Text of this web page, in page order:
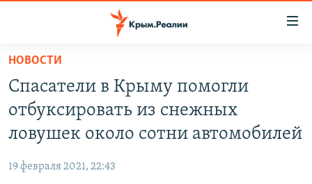
Вернуться
основному
содержанию
Вернутся
главной
навигации
СПЕЦПРОЕКТЫ
11 ЛЕТ ОККУПАЦИИ КРЫМА. 11 ИСТОРИЙ СОПРОТИВЛЕНИЯ
ВОДА
ЕЩЕ
НОВОСТИ
Спасатели в Крыму помогли
отбуксировать из снежных
ловушек около сотни автомобилей
19 февраля 2021, 22:43